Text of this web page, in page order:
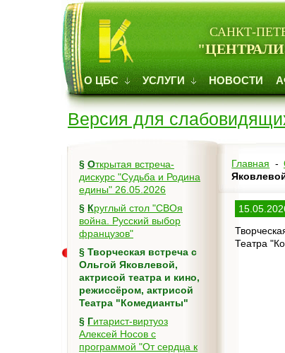
САНКТ-
О ЦБС УСЛУГИ НОВОСТИ
Версия для
§ Открытая встреча-
дискурс "Судьба и Родина
едины" 26.05.2026
§ Круглый стол "СВОя
война. Русский выбор
французов"
§ Творческая встреча с
Ольгой Яковлевой,
актрисой театра и кино,
режиссёром, актрисой
Театра "Комедианты"
§ Гитарист-виртуоз
Алексей Носов с
программой "От сердца к
Главная -
Театра